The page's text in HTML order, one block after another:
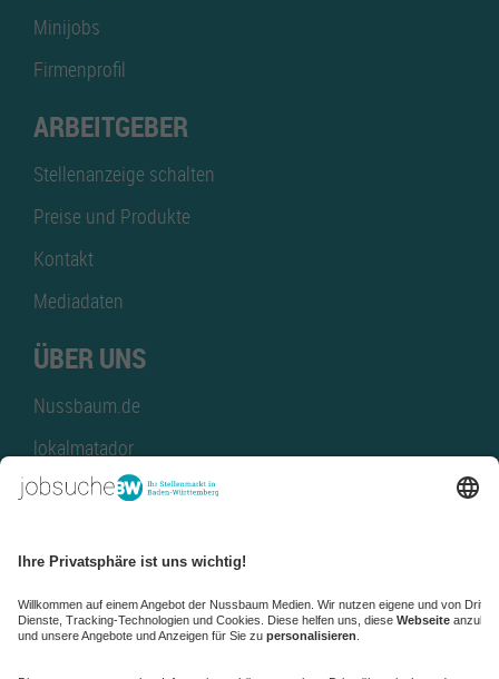
Minijobs
Firmenprofil
ARBEITGEBER
Stellenanzeige schalten
Preise und Produkte
Kontakt
Mediadaten
ÜBER UNS
Nussbaum.de
lokalmatador
kaufinBW
NussbaumID
Nussbaum Medien